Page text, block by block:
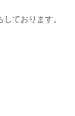
ております。